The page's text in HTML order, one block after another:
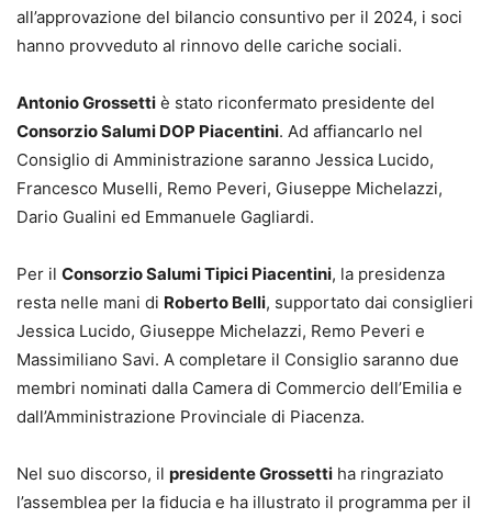
all’approvazione del bilancio consuntivo per il 2024, i soci
hanno provveduto al rinnovo delle cariche sociali.
Antonio Grossetti è stato riconfermato presidente del
Consorzio Salumi DOP Piacentini. Ad affiancarlo nel
Consiglio di Amministrazione saranno Jessica Lucido,
Francesco Muselli, Remo Peveri, Giuseppe Michelazzi,
Dario Gualini ed Emmanuele Gagliardi.
Per il Consorzio Salumi Tipici Piacentini, la presidenza
resta nelle mani di Roberto Belli, supportato dai consiglieri
Jessica Lucido, Giuseppe Michelazzi, Remo Peveri e
Massimiliano Savi. A completare il Consiglio saranno due
membri nominati dalla Camera di Commercio dell’Emilia e
dall’Amministrazione Provinciale di Piacenza.
Nel suo discorso, il presidente Grossetti ha ringraziato
l’assemblea per la fiducia e ha illustrato il programma per il